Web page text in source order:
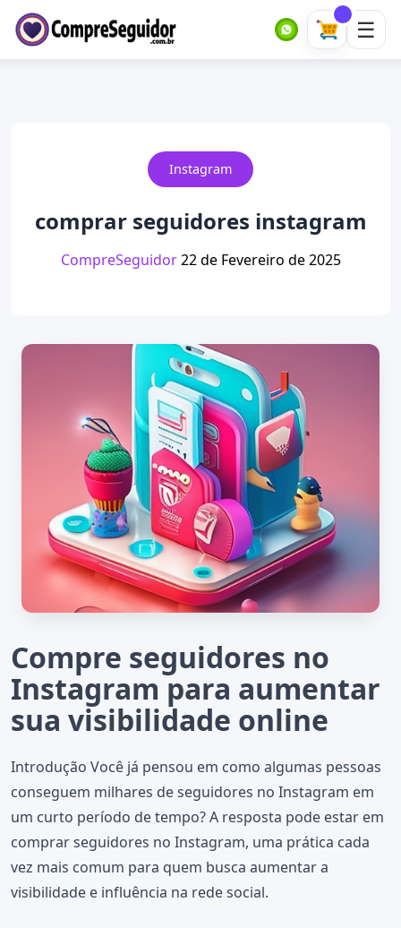
Instagram
comprar seguidores instagram​
CompreSeguidor22 de Fevereiro de 2025
Compre seguidores no
Instagram para aumentar
sua visibilidade online
Introdução Você já pensou em como algumas pessoas
conseguem milhares de seguidores no Instagram em
um curto período de tempo? A resposta pode estar em
comprar seguidores no Instagram, uma prática cada
vez mais comum para quem busca aumentar a
visibilidade e influência na rede social.